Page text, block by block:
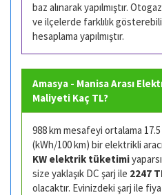
baz alınarak yapılmıştır.
ve ilçelerde farklılık
hesaplama yapılmıştır.
Amasya - Manisa Arası
Maliyeti Kaç TL?
988 km mesafeyi ortalama
(kWh/100 km) bir elektrikli
KW elektrik tüketimi
size yaklaşık DC şarj ile 2247
olacaktır. Evinizdeki şarj ile